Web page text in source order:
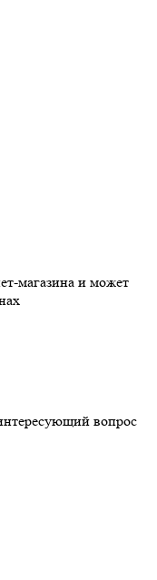
магазина и может
вопрос